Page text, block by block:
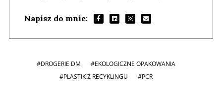
Napisz do mnie:
#DROGERIE DM
#EKOLOGICZNE OPAKOWANIA
#PLASTIK Z RECYKLINGU
#PCR